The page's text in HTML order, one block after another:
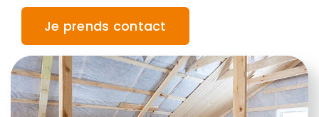
Je prends contact